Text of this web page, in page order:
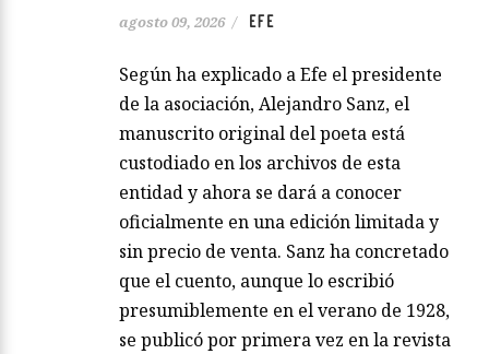
agosto 09, 2026 / EFE
Según ha explicado a Efe el presidente
de la asociación, Alejandro Sanz, el
manuscrito original del poeta está
custodiado en los archivos de esta
entidad y ahora se dará a conocer
oficialmente en una edición limitada y
sin precio de venta. Sanz ha concretado
que el cuento, aunque lo escribió
presumiblemente en el verano de 1928,
se publicó por primera vez en la revista